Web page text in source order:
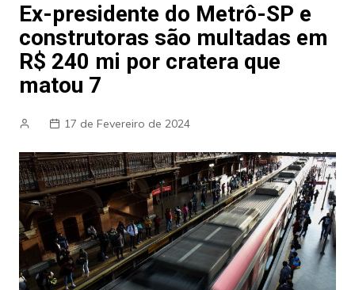
Ex-presidente do Metrô-SP e
construtoras são multadas em
R$ 240 mi por cratera que
matou 7
17 de Fevereiro de 2024